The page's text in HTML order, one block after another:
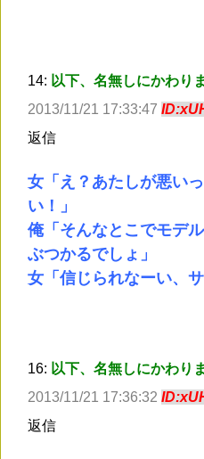
14: 以下、名無しにかわり
2013/11/21 17:33:47
返信
女「え？あたしが悪い
い！」
俺「そんなとこでモデ
ぶつかるでしょ」
女「信じられなーい、サ
16: 以下、名無しにかわり
2013/11/21 17:36:32
返信